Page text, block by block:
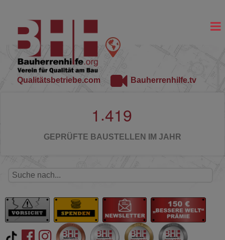
Qualitätsbetriebe.com Bauherrenhilfe.tv
1 .419
GEPRÜFTE BAUSTELLEN IM JAHR